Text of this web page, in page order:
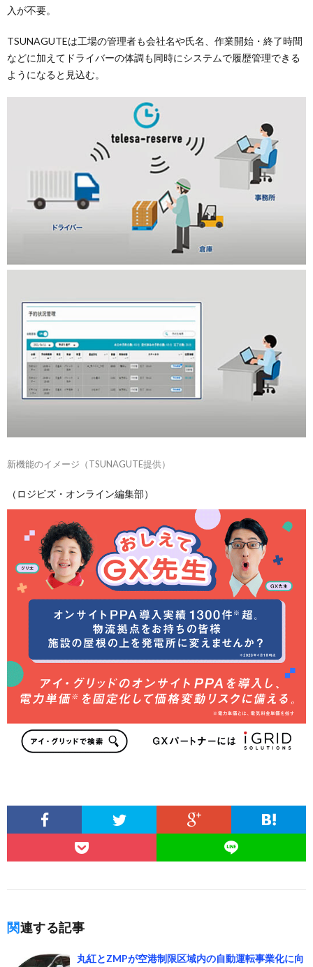
入が不要。
TSUNAGUTEは工場の管理者も会社名や氏名、作業開始・終了時間
などに加えてドライバーの体調も同時にシステムで履歴管理できる
ようになると見込む。
新機能のイメージ（TSUNAGUTE提供）
（ロジビズ・オンライン編集部）
関連する記事
丸紅とZMPが空港制限区域内の自動運転事業化に向